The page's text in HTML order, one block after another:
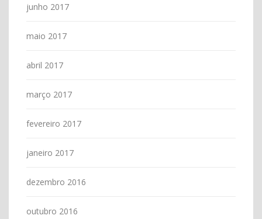
junho 2017
maio 2017
abril 2017
março 2017
fevereiro 2017
janeiro 2017
dezembro 2016
outubro 2016